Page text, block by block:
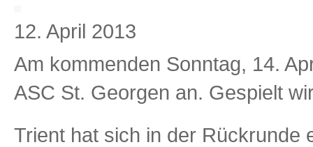
12. April 2013
Am kommenden Sonntag, 14.
ASC St. Georgen an. Gespielt
Trient hat sich in der Rückrunde